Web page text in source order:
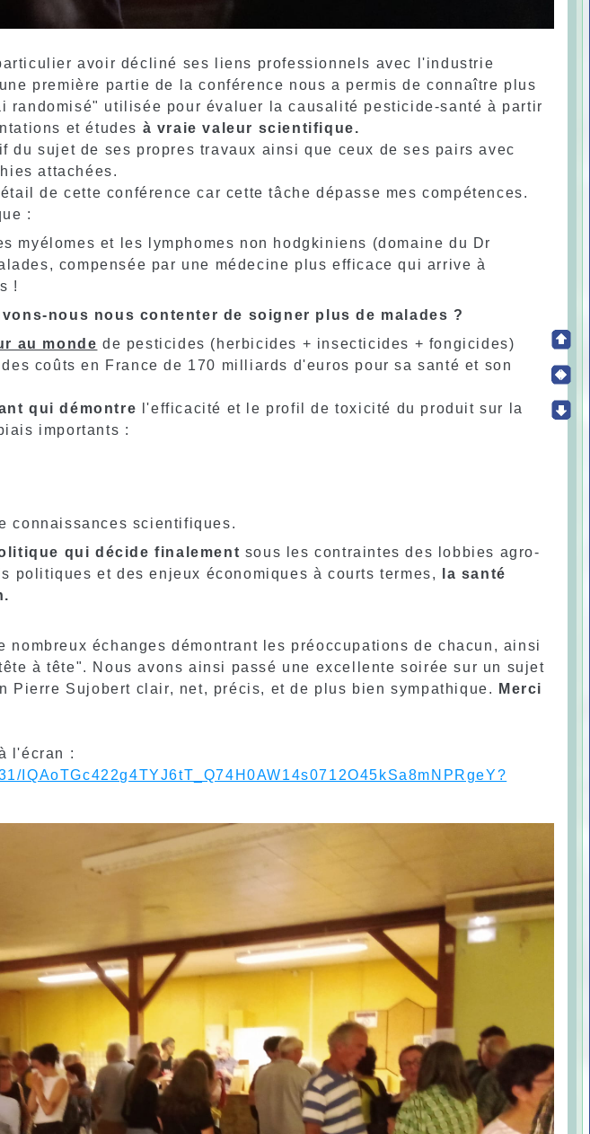
avoir décliné ses liens professionnels avec l'industrie
première partie de la conférence nous a permis de connaître plus
randomisé" utilisée pour évaluer la causalité pesticide-santé à partir
et études à vraie valeur scientifique.
du sujet de ses propres travaux ainsi que ceux de ses pairs avec
attachées.
de cette conférence car cette tâche dépasse mes compétences.
:
myélomes et les lymphomes non hodgkiniens (domaine du Dr
compensée par une médecine plus efficace qui arrive à
!
nous nous contenter de soigner plus de malades ?
au monde de pesticides (herbicides + insecticides + fongicides)
coûts en France de 170 milliards d'euros pour sa santé et son
qui démontre l'efficacité et le profil de toxicité du produit sur la
importants :
connaissances scientifiques.
qui décide finalement sous les contraintes des lobbies agro-
politiques et des enjeux économiques à courts termes,
la santé
nombreux échanges démontrant les préoccupations de chacun, ainsi
à tête". Nous avons ainsi passé une excellente soirée sur un sujet
Pierre Sujobert clair, net, précis, et de plus bien sympathique.
Merci
l'écran :
IQAoTGc422g4TYJ6tT_Q74H0AW14s0712O45kSa8mNPRgeY?